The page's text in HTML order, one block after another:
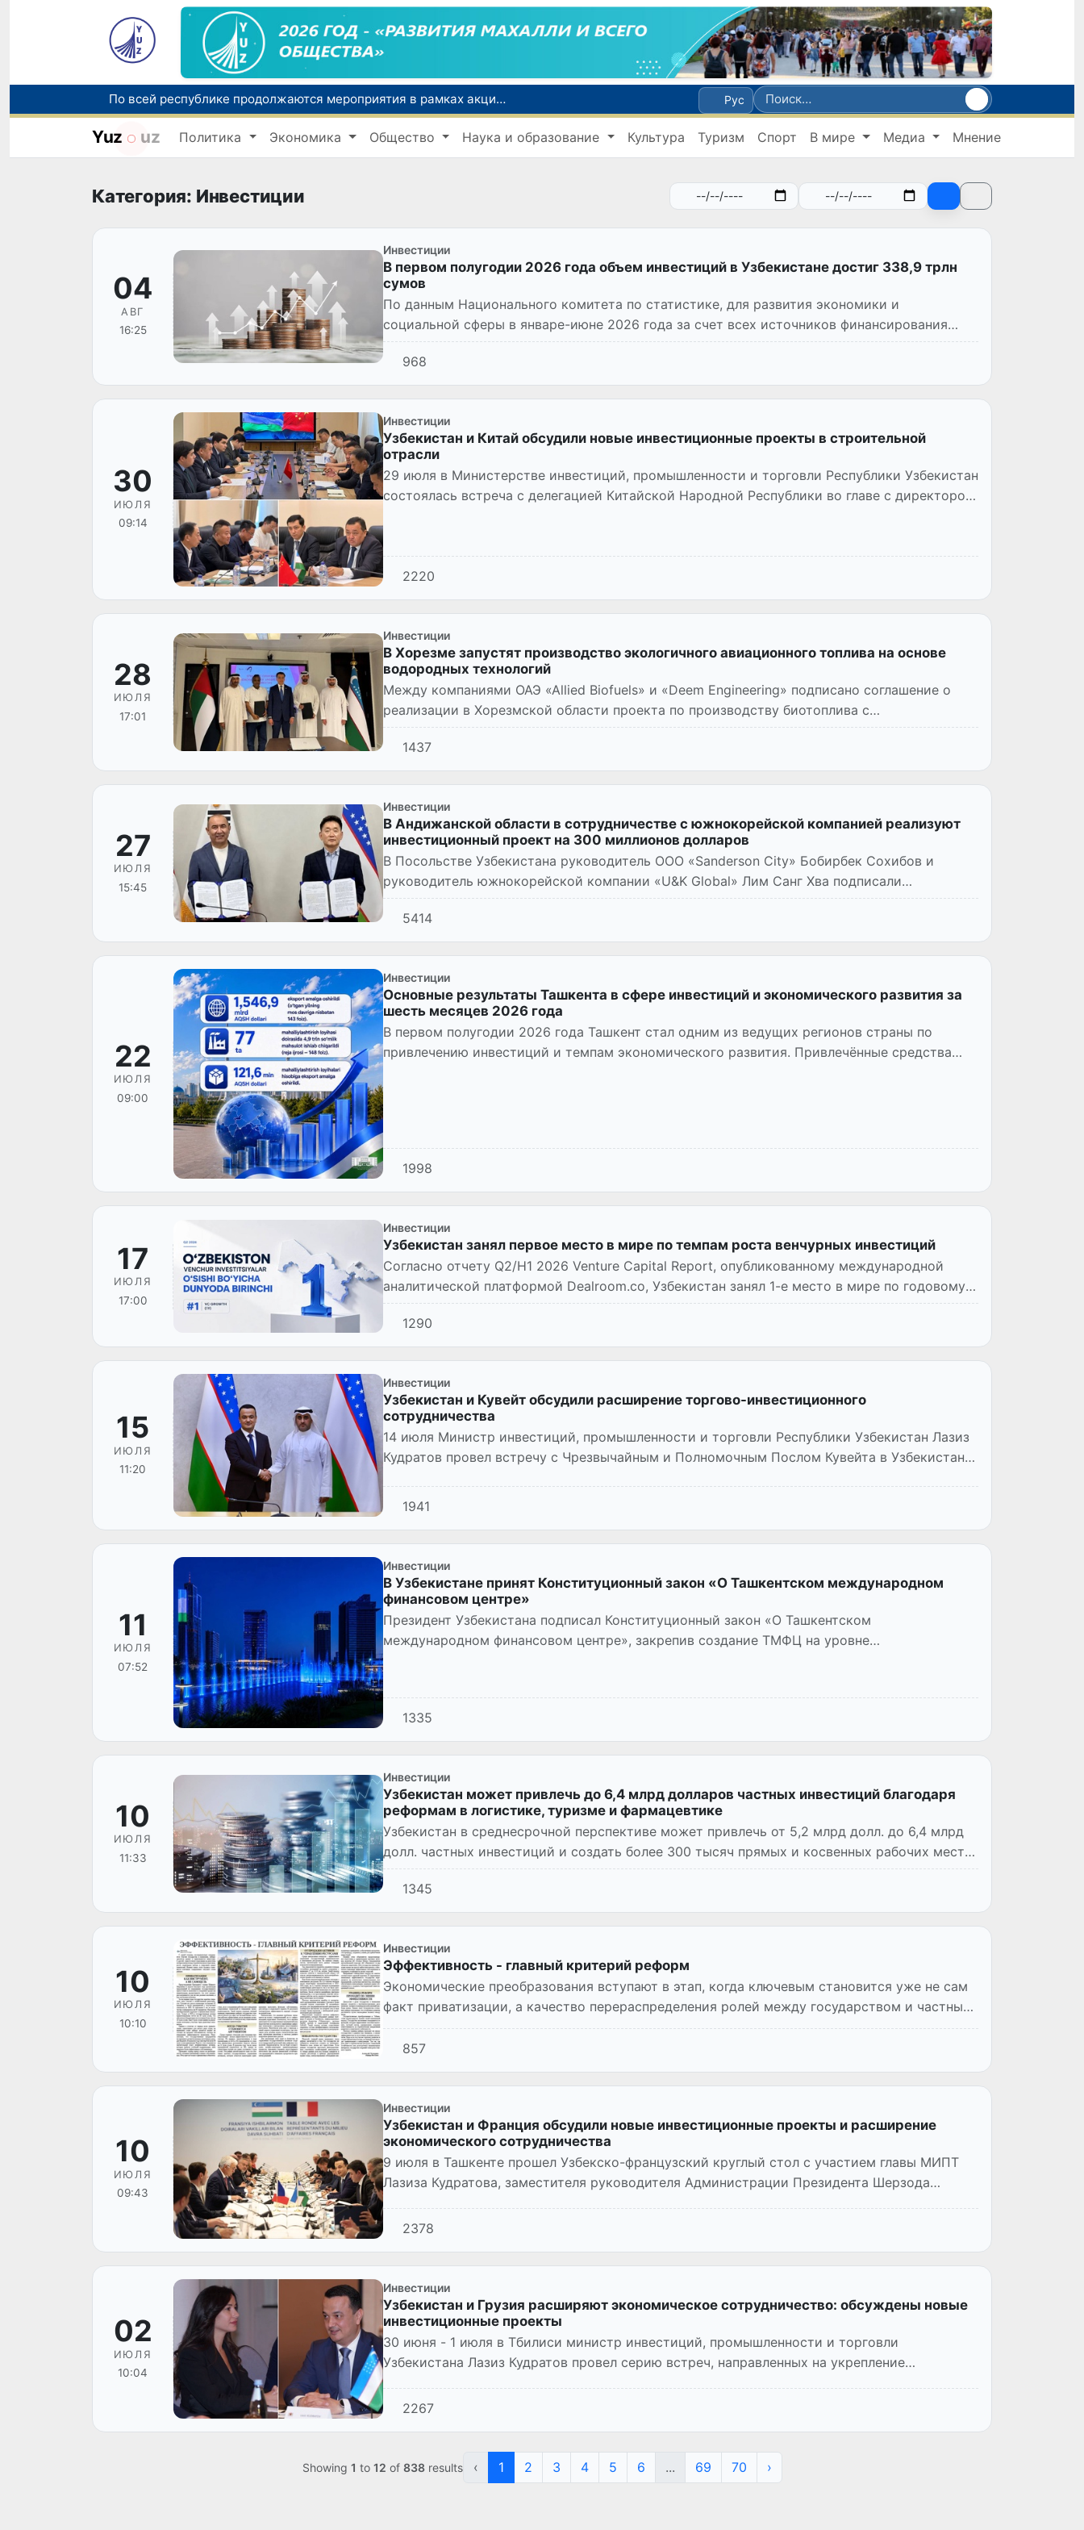
По всей республике продолжаются мероприятия в рамках акции «Актуальные 40 дней»
Оказавшийся в сложной ситуации в Германии соотечественник возвращен в Узбекистан
В Узбекистане определили порядок создания и эксплуатации платных автодорог
Рус
Yuz uz Политика Экономика Общество Наука и образование Культура Туризм Спорт В мире Медиа Мнение
Категория: Инвестиции
04
АВГ
16:25
Инвестиции
В первом полугодии 2026 года объем инвестиций в Узбекистане достиг 338,9 трлн
сумов
По данным Национального комитета по статистике, для развития экономики и
социальной сферы в январе-июне 2026 года за счет всех источников финансирования
было освоено 338,9 трлн сум...
968
30
ИЮЛЯ
09:14
Инвестиции
Узбекистан и Китай обсудили новые инвестиционные проекты в строительной
отрасли
29 июля в Министерстве инвестиций, промышленности и торговли Республики Узбекистан
состоялась встреча с делегацией Китайской Народной Республики во главе с директором
2220
28
ИЮЛЯ
17:01
Инвестиции
В Хорезме запустят производство экологичного авиационного топлива на основе
водородных технологий
Между компаниями ОАЭ «Allied Biofuels» и «Deem Engineering» подписано соглашение о
реализации в Хорезмской области проекта по производству биотоплива с
использованием водородных те...
1437
27
ИЮЛЯ
15:45
Инвестиции
В Андижанской области в сотрудничестве с южнокорейской компанией реализуют
инвестиционный проект на 300 миллионов долларов
В Посольстве Узбекистана руководитель ООО «Sanderson City» Бобирбек Сохибов и
руководитель южнокорейской компании «U&K Global» Лим Санг Хва подписали
инвестиционное соглашение о ст...
5414
22
ИЮЛЯ
09:00
Инвестиции
Основные результаты Ташкента в сфере инвестиций и экономического развития за
шесть месяцев 2026 года
В первом полугодии 2026 года Ташкент стал одним из ведущих регионов страны по
привлечению инвестиций и темпам экономического развития. Привлечённые средства
1998
17
ИЮЛЯ
17:00
Инвестиции
Узбекистан занял первое место в мире по темпам роста венчурных инвестиций
Согласно отчету Q2/H1 2026 Venture Capital Report, опубликованному международной
аналитической платформой Dealroom.co, Узбекистан занял 1-е место в мире по годовому
темпу роста объ...
1290
15
ИЮЛЯ
11:20
Инвестиции
Узбекистан и Кувейт обсудили расширение торгово-инвестиционного
сотрудничества
14 июля Министр инвестиций, промышленности и торговли Республики Узбекистан Лазиз
Кудратов провел встречу с Чрезвычайным и Полномочным Послом Кувейта в Узбекистане
1941
11
ИЮЛЯ
07:52
Инвестиции
В Узбекистане принят Конституционный закон «О Ташкентском международном
финансовом центре»
Президент Узбекистана подписал Конституционный закон «О Ташкентском
международном финансовом центре», закрепив создание ТМФЦ на уровне
1335
10
ИЮЛЯ
11:33
Инвестиции
Узбекистан может привлечь до 6,4 млрд долларов частных инвестиций благодаря
реформам в логистике, туризме и фармацевтике
Узбекистан в среднесрочной перспективе может привлечь от 5,2 млрд долл. до 6,4 млрд
долл. частных инвестиций и создать более 300 тысяч прямых и косвенных рабочих мест
благодаря реф...
1345
10
ИЮЛЯ
10:10
Инвестиции
Эффективность - главный критерий реформ
Экономические преобразования вступают в этап, когда ключевым становится уже не сам
факт приватизации, а качество перераспределения ролей между государством и частным
сектором. На п...
857
10
ИЮЛЯ
09:43
Инвестиции
Узбекистан и Франция обсудили новые инвестиционные проекты и расширение
экономического сотрудничества
9 июля в Ташкенте прошел Узбекско-французский круглый стол с участием главы МИПТ
Лазиза Кудратова, заместителя руководителя Администрации Президента Шерзода
2378
02
ИЮЛЯ
10:04
Инвестиции
Узбекистан и Грузия расширяют экономическое сотрудничество: обсуждены новые
инвестиционные проекты
30 июня - 1 июля в Тбилиси министр инвестиций, промышленности и торговли
Узбекистана Лазиз Кудратов провел серию встреч, направленных на укрепление
2267
Showing 1 to 12 of 838results ‹ 1 2 3 4 5 6 ... 69 70 ›